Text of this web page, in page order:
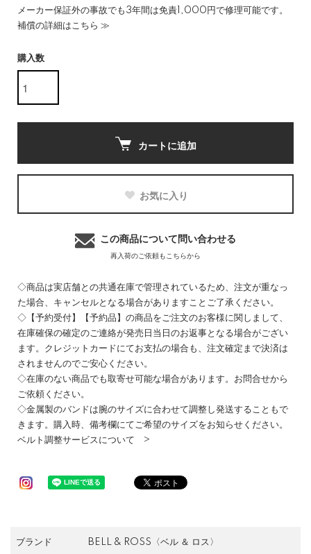
メーカー保証外の事故でも3年間は免責1,000円で修理可能です。
補償の詳細はこちら ≫
購入数
カートに追加
お気に入り
この商品について問い合わせる
再入荷のご依頼もこちらから
◇商品は実店舗との共通在庫で管理されているため、注文が重なっ
た場合、キャンセルとなる場合がありますことご了承ください。
◇【予約受付】【予約品】の商品をご注文のお客様に関しまして、
在庫確保の確定のご連絡が発売日当日のお返事となる場合がござい
ます。クレジットカードにてお支払の場合も、注文確定まで決済は
されませんのでご安心ください。
◇在庫のない商品でも取寄せ可能な場合があります。お問合せから
ご依頼ください。
◇金属製のバンドは腕のサイズに合わせて調整し発送することもで
きます。購入時、備考欄にてご希望のサイズをお知らせください。
ベルト調整サービスについて >
ブランド BELL & ROSS〈ベル ＆ ロス〉